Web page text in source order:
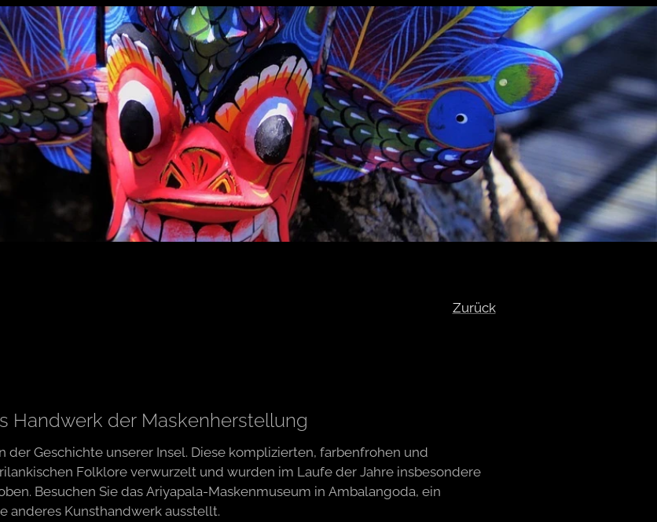
Zurück
Handwerk der Maskenherstellung
der Geschichte unserer Insel. Diese komplizierten, farbenfrohen und
Folklore verwurzelt und wurden im Laufe der Jahre insbesondere
Besuchen Sie das Ariyapala-Maskenmuseum in Ambalangoda, ein
anderes Kunsthandwerk ausstellt.